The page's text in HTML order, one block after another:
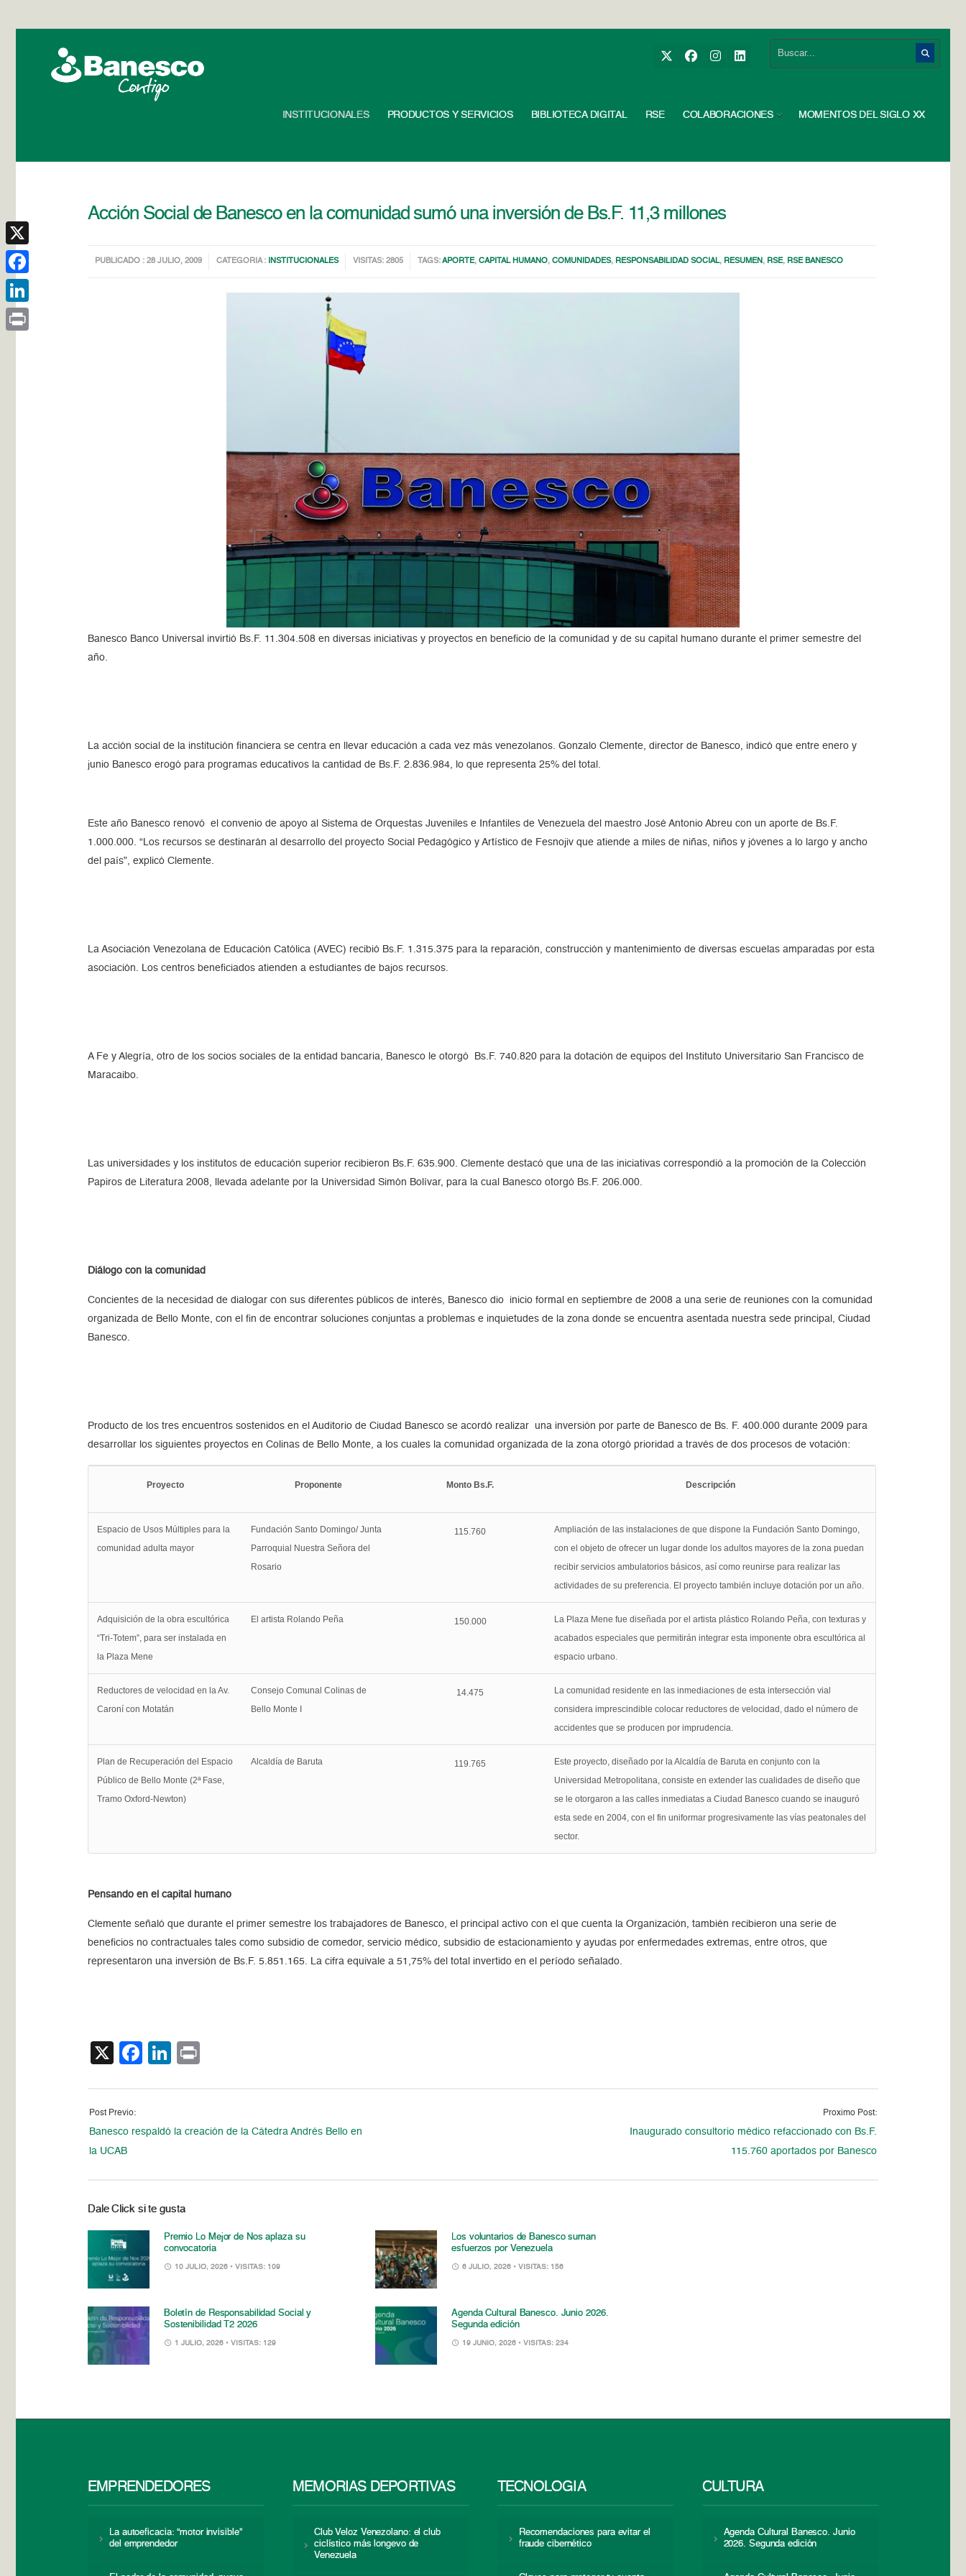
INSTITUCIONALES PRODUCTOS Y SERVICIOS BIBLIOTECA DIGITAL RSE COLABORACIONES MOMENTOS DEL SIGLO XX
Acción Social de Banesco en la comunidad sumó una inversión de Bs.F. 11,3 millones
PUBLICADO : 28 JULIO, 2009 CATEGORIA : INSTITUCIONALES VISITAS: 2805 TAGS:APORTE,CAPITAL HUMANO,COMUNIDADES, RESPONSABILIDAD SOCIAL, RESUMEN , RSE, RSE BANESCO
Banesco Banco Universal invirtió Bs.F. 11.304.508 en diversas iniciativas y proyectos en beneficio de la comunidad y de su capital humano durante el primer semestre del
año.
La acción social de la institución financiera se centra en llevar educación a cada vez más venezolanos. Gonzalo Clemente, director de Banesco, indicó que entre enero y
junio Banesco erogó para programas educativos la cantidad de Bs.F. 2.836.984, lo que representa 25% del total.
Este año Banesco renovó el convenio de apoyo al Sistema de Orquestas Juveniles e Infantiles de Venezuela del maestro José Antonio Abreu con un aporte de Bs.F.
1.000.000. “Los recursos se destinarán al desarrollo del proyecto Social Pedagógico y Artístico de Fesnojiv que atiende a miles de niñas, niños y jóvenes a lo largo y ancho
del país”, explicó Clemente.
La Asociación Venezolana de Educación Católica (AVEC) recibió Bs.F. 1.315.375 para la reparación, construcción y mantenimiento de diversas escuelas amparadas por esta
asociación. Los centros beneficiados atienden a estudiantes de bajos recursos.
A Fe y Alegría, otro de los socios sociales de la entidad bancaria, Banesco le otorgó Bs.F. 740.820 para la dotación de equipos del Instituto Universitario San Francisco de
Maracaibo.
Las universidades y los institutos de educación superior recibieron Bs.F. 635.900. Clemente destacó que una de las iniciativas correspondió a la promoción de la Colección
Papiros de Literatura 2008, llevada adelante por la Universidad Simón Bolívar, para la cual Banesco otorgó Bs.F. 206.000.
Diálogo con la comunidad
Concientes de la necesidad de dialogar con sus diferentes públicos de interés, Banesco dio inicio formal en septiembre de 2008 a una serie de reuniones con la comunidad
organizada de Bello Monte, con el fin de encontrar soluciones conjuntas a problemas e inquietudes de la zona donde se encuentra asentada nuestra sede principal, Ciudad
Banesco.
Producto de los tres encuentros sostenidos en el Auditorio de Ciudad Banesco se acordó realizar una inversión por parte de Banesco de Bs. F. 400.000 durante 2009 para
desarrollar los siguientes proyectos en Colinas de Bello Monte, a los cuales la comunidad organizada de la zona otorgó prioridad a través de dos procesos de votación:
Proyecto Proponente Monto Bs.F. Descripción
Espacio de Usos Múltiples para la
comunidad adulta mayor
Fundación Santo Domingo/ Junta
Parroquial Nuestra Señora del
Rosario
115.760
Ampliación de las instalaciones de que dispone la Fundación Santo Domingo,
con el objeto de ofrecer un lugar donde los adultos mayores de la zona puedan
recibir servicios ambulatorios básicos, así como reunirse para realizar las
actividades de su preferencia. El proyecto también incluye dotación por un año.
Adquisición de la obra escultórica
“Tri-Totem”, para ser instalada en
la Plaza Mene
El artista Rolando Peña 150.000
La Plaza Mene fue diseñada por el artista plástico Rolando Peña, con texturas y
acabados especiales que permitirán integrar esta imponente obra escultórica al
espacio urbano.
Reductores de velocidad en la Av.
Caroní con Motatán
Consejo Comunal Colinas de
Bello Monte I
14.475
La comunidad residente en las inmediaciones de esta intersección vial
considera imprescindible colocar reductores de velocidad, dado el número de
accidentes que se producen por imprudencia.
Plan de Recuperación del Espacio
Público de Bello Monte (2ª Fase,
Tramo Oxford-Newton)
Alcaldía de Baruta 119.765
Este proyecto, diseñado por la Alcaldía de Baruta en conjunto con la
Universidad Metropolitana, consiste en extender las cualidades de diseño que
se le otorgaron a las calles inmediatas a Ciudad Banesco cuando se inauguró
esta sede en 2004, con el fin uniformar progresivamente las vías peatonales del
sector.
Pensando en el capital humano
Clemente señaló que durante el primer semestre los trabajadores de Banesco, el principal activo con el que cuenta la Organización, también recibieron una serie de
beneficios no contractuales tales como subsidio de comedor, servicio médico, subsidio de estacionamiento y ayudas por enfermedades extremas, entre otros, que
representaron una inversión de Bs.F. 5.851.165. La cifra equivale a 51,75% del total invertido en el período señalado.
X Facebook
LinkedIn
Post Previo:
Banesco respaldó la creación de la Cátedra Andrés Bello en
la UCAB
Proximo Post:
Inaugurado consultorio médico refaccionado con Bs.F.
115.760 aportados por Banesco
Dale Click si te gusta
Premio Lo Mejor de Nos aplaza su
convocatoria
10 JULIO, 2026 • VISITAS: 109
Los voluntarios de Banesco suman
esfuerzos por Venezuela
6 JULIO, 2026 • VISITAS: 156
Boletín de Responsabilidad Social y
Sostenibilidad T2 2026
1 JULIO, 2026 • VISITAS: 129
Agenda Cultural Banesco. Junio 2026.
Segunda edición
19 JUNIO, 2026 • VISITAS: 234
EMPRENDEDORES
La autoeficacia: “motor invisible”
del emprendedor
MEMORIAS DEPORTIVAS
Club Veloz Venezolano: el club
ciclístico más longevo de
Venezuela
TECNOLOGÍA
Recomendaciones para evitar el
fraude cibernético
CULTURA
Agenda Cultural Banesco. Junio
2026. Segunda edición
X
Facebook
LinkedIn